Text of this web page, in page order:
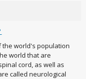
the world's population
world that are
cord, as well as
called neurological